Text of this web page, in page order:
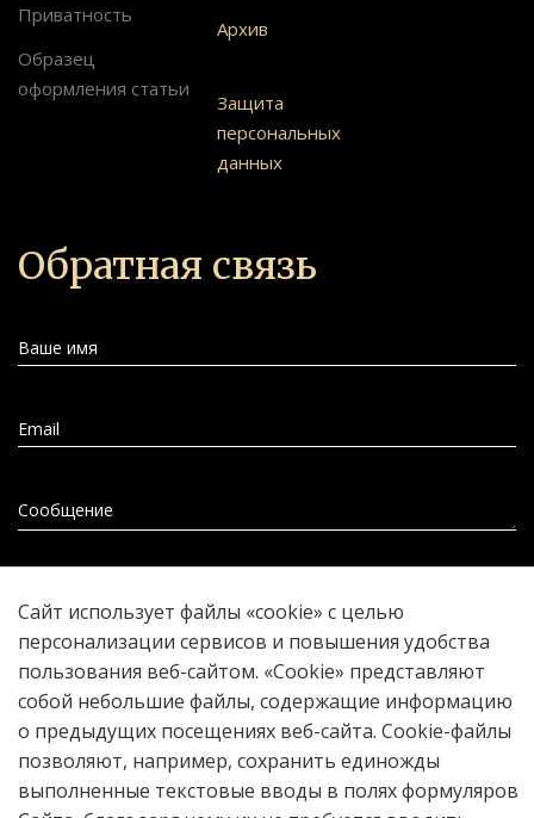
Приватность
Образец
оформления статьи
Архив
Защита
персональных
данных
Обратная связь
Ваше имя
Email
Сообщение
Прикрепить файл
Сайт использует файлы «cookie» с целью
персонализации сервисов и повышения удобства
пользования веб-сайтом. «Cookie» представляют
собой небольшие файлы, содержащие информацию
о предыдущих посещениях веб-сайта. Cookie-файлы
позволяют, например, сохранить единожды
выполненные текстовые вводы в полях формуляров